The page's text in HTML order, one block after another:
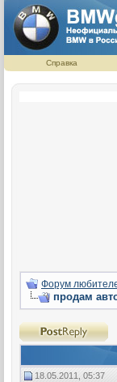
Справка
Форум
продам
18.05.2011, 05:37